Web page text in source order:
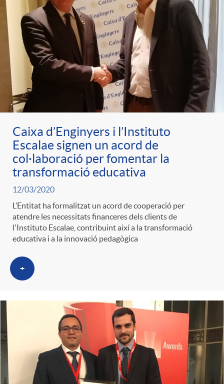
d
e
p
r
e
n
s
a
e
g
o
r
i
e
s
A
n
c
l
a
F
i
l
t
r
o
C
r
d
e
c
o
n
t
i
n
g
u
t
Caixa d’Enginyers i l’Instituto
Escalae signen un acord de
col·laboració per fomentar la
transformació educativa
12/03/2020
L’Entitat ha formalitzat un acord de cooperació per
atendre les necessitats financeres dels clients de
l'Instituto Escalae, contribuint així a la transformació
educativa i a la innovació pedagògica
+